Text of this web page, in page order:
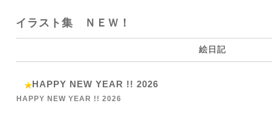
イラスト集 ＮＥＷ！
絵日記
HAPPY NEW YEAR !! 2026
HAPPY NEW YEAR !! 2026